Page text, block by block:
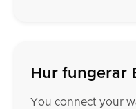
Hur fungerar
You connect your